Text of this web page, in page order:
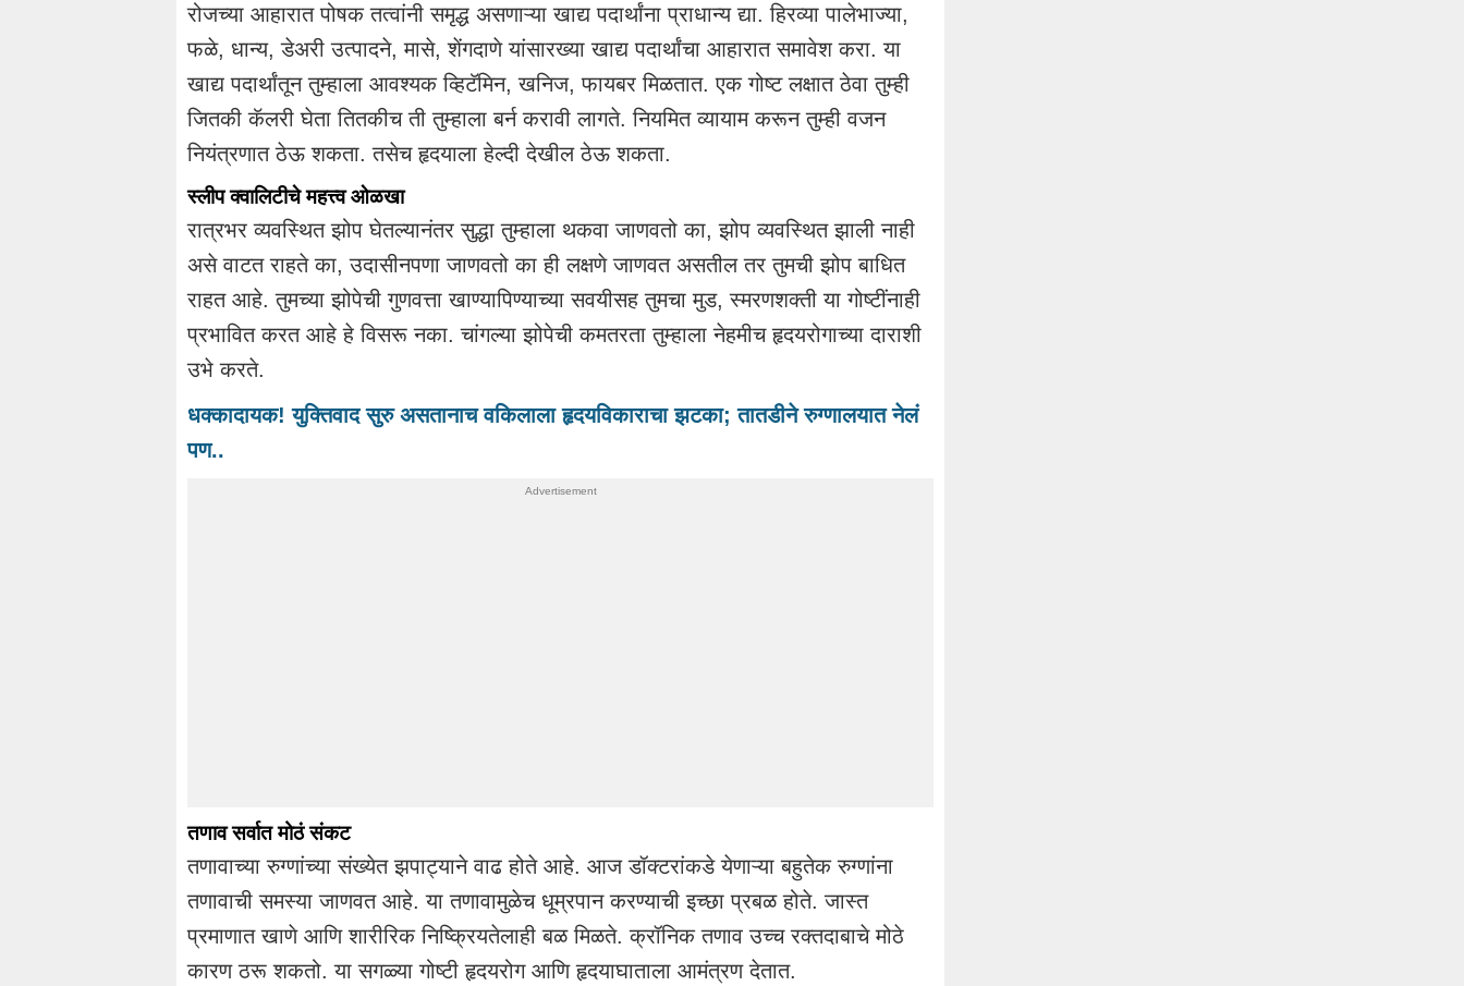
रोजच्या आहारात पोषक तत्वांनी समृद्ध असणाऱ्या खाद्य पदार्थांना प्राधान्य द्या. हिरव्या पालेभाज्या,
फळे, धान्य, डेअरी उत्पादने, मासे, शेंगदाणे यांसारख्या खाद्य पदार्थांचा आहारात समावेश करा. या
खाद्य पदार्थांतून तुम्हाला आवश्यक व्हिटॅमिन, खनिज, फायबर मिळतात. एक गोष्ट लक्षात ठेवा तुम्ही
जितकी कॅलरी घेता तितकीच ती तुम्हाला बर्न करावी लागते. नियमित व्यायाम करून तुम्ही वजन
नियंत्रणात ठेऊ शकता. तसेच हृदयाला हेल्दी देखील ठेऊ शकता.
स्लीप क्वालिटीचे महत्त्व ओळखा
रात्रभर व्यवस्थित झोप घेतल्यानंतर सुद्धा तुम्हाला थकवा जाणवतो का, झोप व्यवस्थित झाली नाही
असे वाटत राहते का, उदासीनपणा जाणवतो का ही लक्षणे जाणवत असतील तर तुमची झोप बाधित
राहत आहे. तुमच्या झोपेची गुणवत्ता खाण्यापिण्याच्या सवयीसह तुमचा मुड, स्मरणशक्ती या गोष्टींनाही
प्रभावित करत आहे हे विसरू नका. चांगल्या झोपेची कमतरता तुम्हाला नेहमीच हृदयरोगाच्या दाराशी
उभे करते.
धक्कादायक! युक्तिवाद सुरु असतानाच वकिलाला हृदयविकाराचा झटका; तातडीने रुग्णालयात नेलं
पण..
तणाव सर्वात मोठं संकट
तणावाच्या रुग्णांच्या संख्येत झपाट्याने वाढ होते आहे. आज डॉक्टरांकडे येणाऱ्या बहुतेक रुग्णांना
तणावाची समस्या जाणवत आहे. या तणावामुळेच धूम्रपान करण्याची इच्छा प्रबळ होते. जास्त
प्रमाणात खाणे आणि शारीरिक निष्क्रियतेलाही बळ मिळते. क्रॉनिक तणाव उच्च रक्तदाबाचे मोठे
कारण ठरू शकतो. या सगळ्या गोष्टी हृदयरोग आणि हृदयाघाताला आमंत्रण देतात.